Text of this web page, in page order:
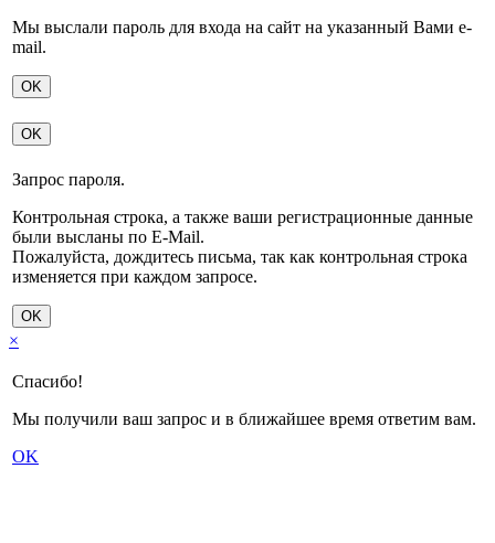
Мы выслали пароль для входа на сайт на указанный Вами e-
mail.
OK
OK
Запрос пароля.
Контрольная строка, а также ваши регистрационные данные
были высланы по E-Mail.
Пожалуйста, дождитесь письма, так как контрольная строка
изменяется при каждом запросе.
OK
×
Спасибо!
Мы получили ваш запрос и в ближайшее время ответим вам.
OK